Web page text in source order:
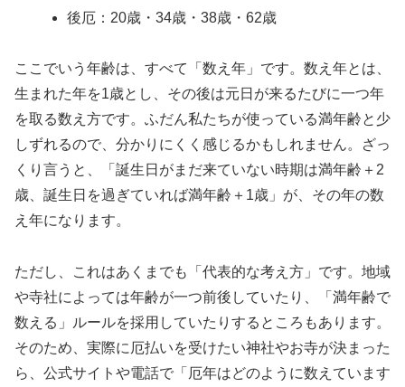
後厄：20歳・34歳・38歳・62歳
ここでいう年齢は、すべて「数え年」です。数え年とは、
生まれた年を1歳とし、その後は元日が来るたびに一つ年
を取る数え方です。ふだん私たちが使っている満年齢と少
しずれるので、分かりにくく感じるかもしれません。ざっ
くり言うと、「誕生日がまだ来ていない時期は満年齢＋2
歳、誕生日を過ぎていれば満年齢＋1歳」が、その年の数
え年になります。
ただし、これはあくまでも「代表的な考え方」です。地域
や寺社によっては年齢が一つ前後していたり、「満年齢で
数える」ルールを採用していたりするところもあります。
そのため、実際に厄払いを受けたい神社やお寺が決まった
ら、公式サイトや電話で「厄年はどのように数えています